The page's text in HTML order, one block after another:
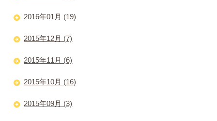
2016年01月 (19)
2015年12月 (7)
2015年11月 (6)
2015年10月 (16)
2015年09月 (3)